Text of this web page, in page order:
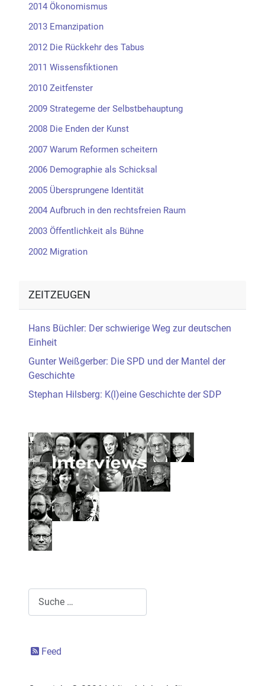
2014 Ökonomismus
2013 Emanzipation
2012 Die Rückkehr des Tabus
2011 Wissensfiktionen
2010 Zeitfenster
2009 Strategeme der Selbstbehauptung
2008 Die Enden der Kunst
2007 Warum Reformen scheitern
2006 Demographie als Schicksal
2005 Übersprungene Identität
2004 Aufbruch in den rechtsfreien Raum
2003 Öffentlichkeit als Bühne
2002 Migration
ZEITZEUGEN
Hans Büchler: Der schwierige Weg zur deutschen
Einheit
Gunter Weißgerber: Die SPD und der Mantel der
Geschichte
Stephan Hilsberg: K(l)eine Geschichte der SDP
Feed